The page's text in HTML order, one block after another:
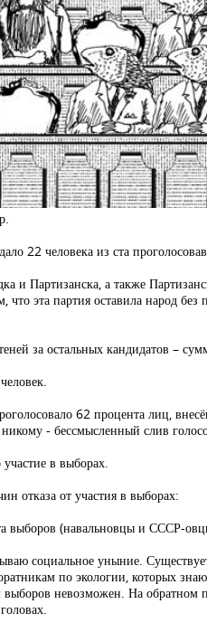
22 человека из ста
и Партизанска, а также
эта партия оставила народ
за остальных кандидатов –
62 процента лиц,
- бессмысленный слив
в выборах.
отказа от участия в выборах:
выборов (навальновцы и СССР-
социальное уныние.
по экологии, которых
невозможен. На обратном